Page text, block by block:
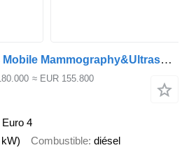
Toyota Hino 500 1024 Mobile Mammography&Ultrasound
≈ EUR 155.800
Euro 4
Combustible diésel